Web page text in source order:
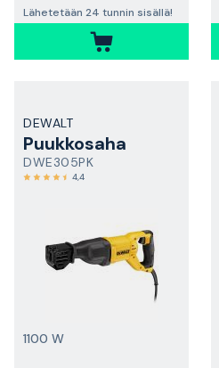
Lähetetään 24 tunnin sisällä!
DEWALT
Puukkosaha
DWE305PK
4,4
1100 W